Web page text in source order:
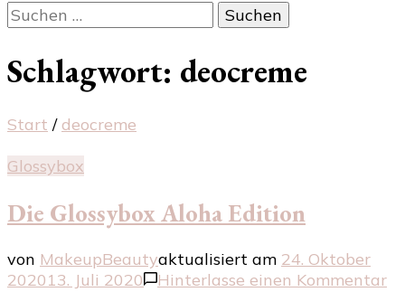
Suchen
nach:
Schlagwort: deocreme
Start / deocreme
Glossybox
Die Glossybox Aloha Edition
von MakeupBeautyaktualisiert am 24. Oktober
202013. Juli 2020 Hinterlasse einen Kommentarzu